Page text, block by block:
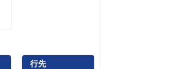
行先